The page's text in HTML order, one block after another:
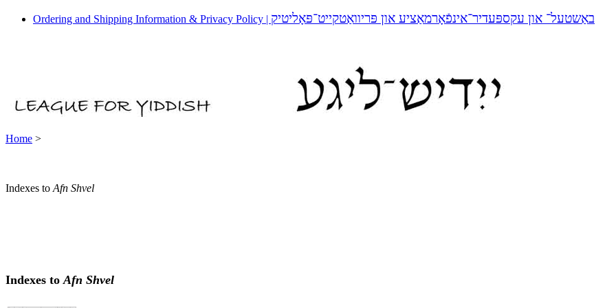
Ordering and Shipping Information & Privacy Policy | באַשטעל־ און עקספּעדיר־אינפֿאָרמאַציע און פּריוואַטקייט־פּאָליטיק
Home >
Indexes toAfn Shvel
Indexes toAfn Shvel